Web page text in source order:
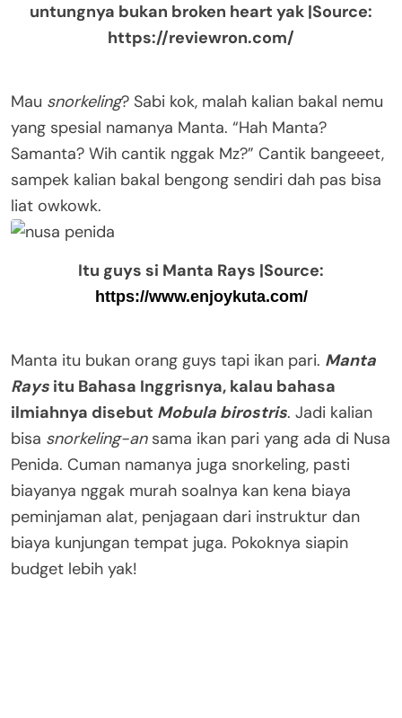
untungnya bukan broken heart yak |Source:
https://reviewron.com/
Mau snorkeling? Sabi kok, malah kalian bakal nemu
yang spesial namanya Manta. “Hah Manta?
Samanta? Wih cantik nggak Mz?” Cantik bangeeet,
sampek kalian bakal bengong sendiri dah pas bisa
liat owkowk.
Itu guys si Manta Rays |Source:
https://www.enjoykuta.com/
Manta itu bukan orang guys tapi ikan pari. Manta
Rays itu Bahasa Inggrisnya, kalau bahasa
ilmiahnya disebut Mobula birostris. Jadi kalian
bisa snorkeling-ansama ikan pari yang ada di Nusa
Penida. Cuman namanya juga snorkeling, pasti
biayanya nggak murah soalnya kan kena biaya
peminjaman alat, penjagaan dari instruktur dan
biaya kunjungan tempat juga. Pokoknya siapin
budget lebih yak!